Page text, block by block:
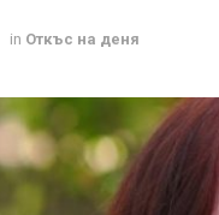
in Откъс на деня